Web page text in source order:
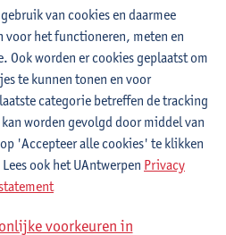
Putte
oefenlessen
Ellen De Breuker
Joke Prinsen
Marise Van Tendeloo
niet-thuistaal met oefenlessen
van cookies en daarmee
voor het functioneren, meten en
Ook worden er cookies geplaatst om
te kunnen tonen en voor
categorie betreffen de tracking
worden gevolgd door middel van
'Accepteer alle cookies' te klikken
ook het UAntwerpen Privacy
voorkeuren in